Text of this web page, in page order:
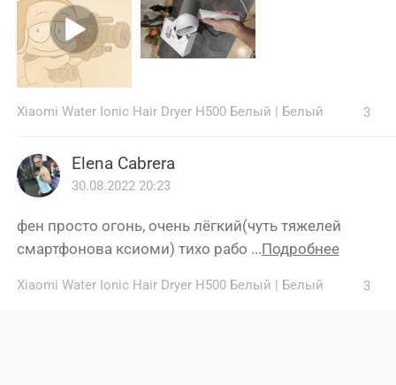
Xiaomi Water Ionic Hair Dryer H500 Белый | Белый 3
Elena Cabrera
30.08.2022 20:23
фен просто огонь, очень лёгкий(чуть тяжелей
смартфонова ксиоми) тихо рабо ...Подробнее
Xiaomi Water Ionic Hair Dryer H500 Белый | Белый 3